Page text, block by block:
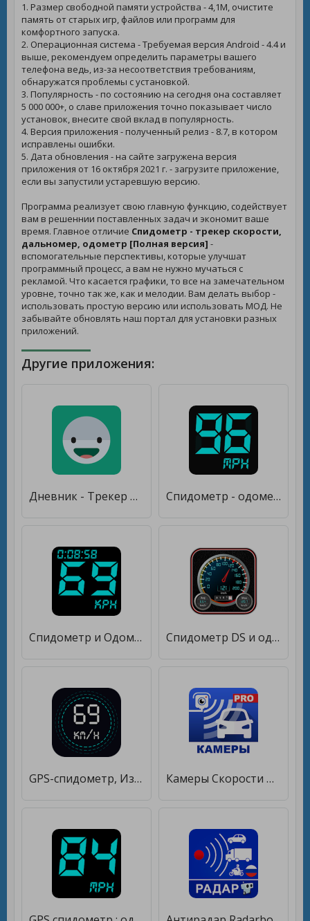
1. Размер свободной памяти устройства - 4,1M, очистите
память от старых игр, файлов или программ для
комфортного запуска.
2. Операционная система - Требуемая версия Android - 4.4 и
выше, рекомендуем определить параметры вашего
телефона ведь, из-за несоответствия требованиям,
обнаружатся проблемы с установкой.
3. Популярность - по состоянию на сегодня она составляет
5 000 000+, о славе приложения точно показывает число
установок, внесите свой вклад в популярность.
4. Версия приложения - полученный релиз - 8.7, в котором
исправлены ошибки.
5. Дата обновления - на сайте загружена версия
приложения от 16 октября 2021 г. - загрузите приложение,
если вы запустили устаревшую версию.
Программа реализует свою главную функцию, содействует
вам в решеннии поставленных задач и экономит ваше
время. Главное отличие Спидометр - трекер скорости,
дальномер, одометр [Полная версия] -
вспомогательные перспективы, которые улучшат
программный процесс, а вам не нужно мучаться с
рекламой. Что касается графики, то все на замечательном
уровне, точно так же, как и мелодии. Вам делать выбор -
использовать простую версию или использовать МОД. Не
забывайте обновлять наш портал для установки разных
приложений.
Другие приложения:
Дневник - Трекер Настроения [Полная версия] Спидометр - одометр, также скорость трекер [Unlocked]
Спидометр и Одометр [Без рекламы] Спидометр DS и одометр [Полная версия]
GPS-спидометр, Измеритель расстояния [Полная версия] Камеры Скорости Навигатор [Unlocked]